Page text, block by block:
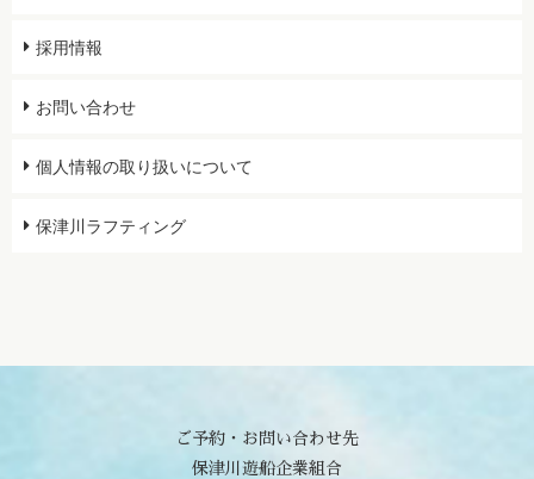
採用情報
お問い合わせ
個人情報の取り扱いについて
保津川ラフティング
ご予約・お問い合わせ先
保津川遊船企業組合